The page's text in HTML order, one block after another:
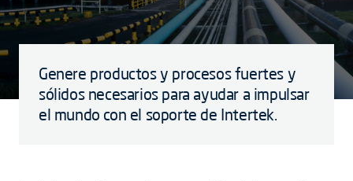
Genere productos y procesos fuertes y
sólidos necesarios para ayudar a impulsar
el mundo con el soporte de Intertek.